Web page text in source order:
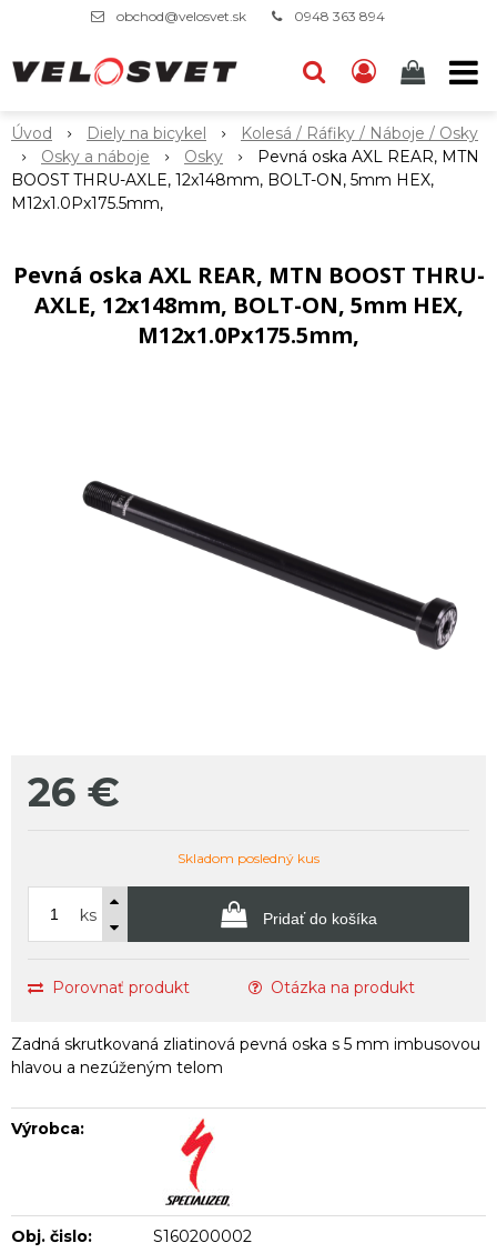
obchod@velosvet.sk 0948 363 894
Úvod Diely na bicykel
Kolesá / Ráfiky / Náboje / Osky
Osky a náboje
Osky
Pevná oska AXL REAR, MTN
BOOST THRU-AXLE, 12x148mm, BOLT-ON, 5mm HEX,
M12x1.0Px175.5mm,
Pevná oska AXL REAR, MTN BOOST THRU-
AXLE, 12x148mm, BOLT-ON, 5mm HEX,
M12x1.0Px175.5mm,
26 €
Skladom posledný kus
ks Pridať do košíka
Porovnať produkt Otázka na produkt
Zadná skrutkovaná zliatinová pevná oska s 5 mm imbusovou
hlavou a nezúženým telom
Výrobca:
Obj. čislo: S160200002